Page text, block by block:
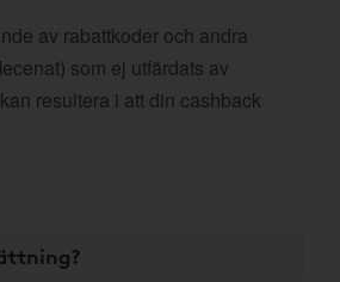
av rabattkoder och andra
som ej utfärdats av
resultera i att din cashback